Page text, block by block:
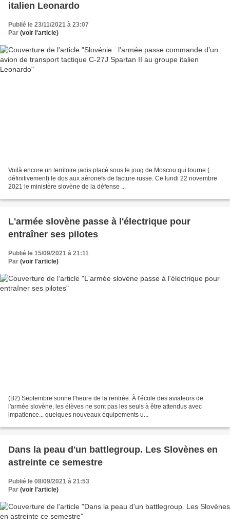
italien Leonardo
Publié le 23/11/2021 à 23:07
Par (voir l'article)
Voilà encore un territoire jadis placé sous le joug de Moscou qui tourne (
définitivement) le dos aux aéronefs de facture russe. Ce lundi 22 novembre
2021 le ministère slovène de la défense ...
L'armée slovène passe à l'électrique pour
entraîner ses pilotes
Publié le 15/09/2021 à 21:11
Par (voir l'article)
(B2) Septembre sonne l'heure de la rentrée. À l'école des aviateurs de
l'armée slovène, les élèves ne sont pas les seuls à être attendus avec
impatience... quelques nouveaux équipements u...
Dans la peau d'un battlegroup. Les Slovènes en
astreinte ce semestre
Publié le 08/09/2021 à 21:53
Par (voir l'article)